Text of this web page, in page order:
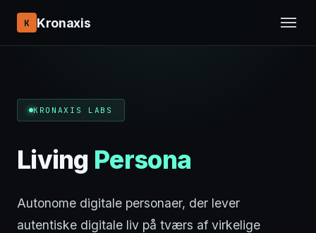
K Kronaxis
KRONAXIS LABS
Living Persona
Autonome digitale personaer, der lever
autentiske digitale liv på tværs af virkelige